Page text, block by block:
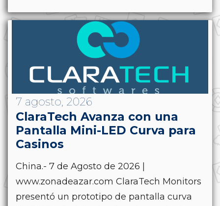
7 agosto, 2026
ClaraTech Avanza con una
Pantalla Mini-LED Curva para
Casinos
China.- 7 de Agosto de 2026 |
www.zonadeazar.com ClaraTech Monitors
presentó un prototipo de pantalla curva